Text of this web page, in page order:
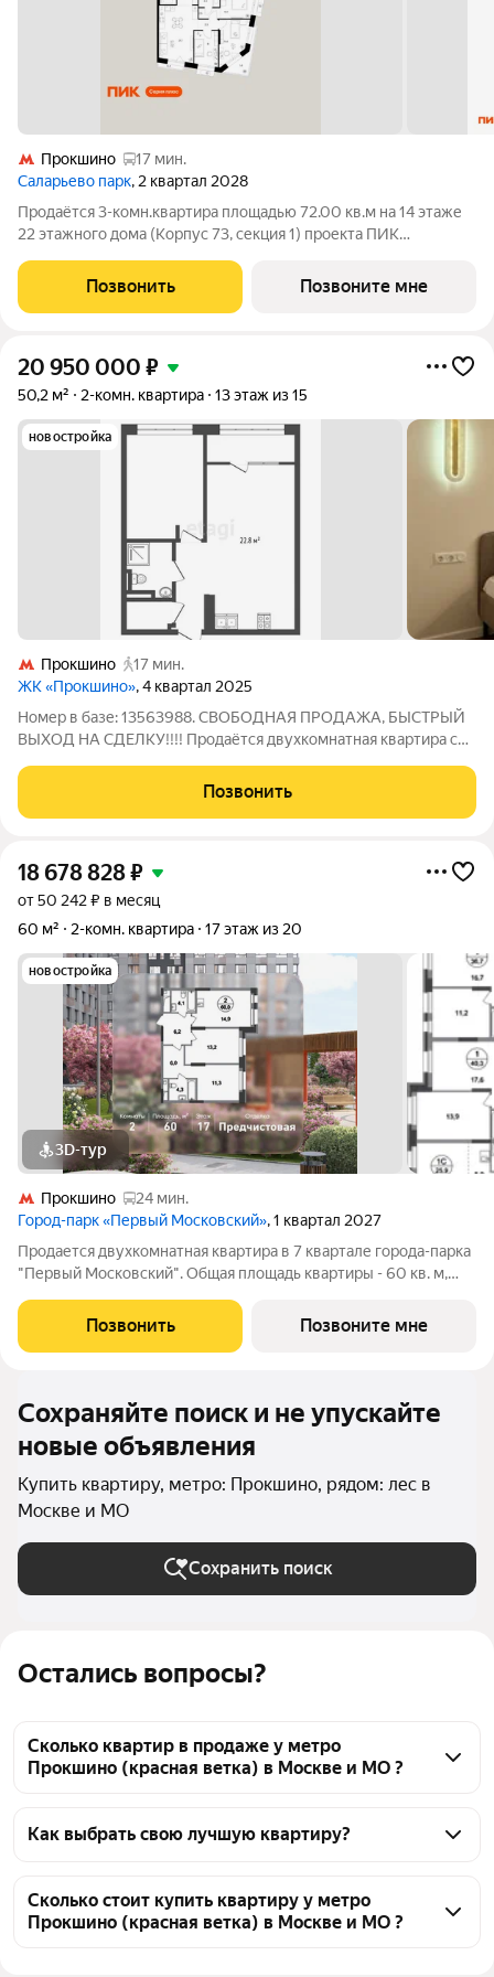
Остались вопросы?
Сколько квартир в продаже у метро
Прокшино (красная ветка) в Москве и МО ?
Прокшино (красная ветка) в Москве и МО 2966
застройщиков
Как выбрать свою лучшую квартиру?
Прокшино (красная ветка), воспользуйтесь
тепловой картой для оценки инфраструктуры и
Сколько стоит купить квартиру у метро
Прокшино (красная ветка) в Москве и МО ?
Прокшино
17 мин.
Саларьево парк, 2 квартал 2028
Продаётся 3-комн.квартира площадью 72.00 кв.м на 14 этаже
22 этажного дома (Корпус 73, секция 1) проекта ПИК
земли, функциональная планировка, большие окна, с отделкой.
Жилой район «Саларьево парк»
Позвонить Позвоните мне
20 950 000 ₽
50,2 м² 2-комн. квартира 13 этаж из 15
новостройка
Прокшино
17 мин.
ЖК «Прокшино», 4 квартал 2025
Номер в базе: 13563988. СВОБОДНАЯ ПРОДАЖА, БЫСТРЫЙ
ВЫХОД НА СДЕЛКУ!!!! Продаётся двухкомнатная квартира с
пространство, где каждая деталь продумана для вашего
комфорта. Общая площадь 50,2 кв.м, а сердце
Позвонить
18 678 828₽
от 50 242 ₽ в месяц
60 м²
2-комн. квартира 17 этаж из 20
новостройка
3D-тур
Прокшино
24 мин.
Город-парк «Первый Московский», 1 квартал 2027
Продается двухкомнатная квартира в 7 квартале города-парка
"Первый Московский". Общая площадь квартиры - 60 кв. м,
монолитный. ТОЛЬКО ДО 31 АВГУСТА выгодные условия на
приобретение квартиры
Позвонить Позвоните мне
Сохраняйте поиск и не упускайте
новые объявления
Купить квартиру, метро: Прокшино, рядом: лес в
Москве и МО
Сохранить поиск